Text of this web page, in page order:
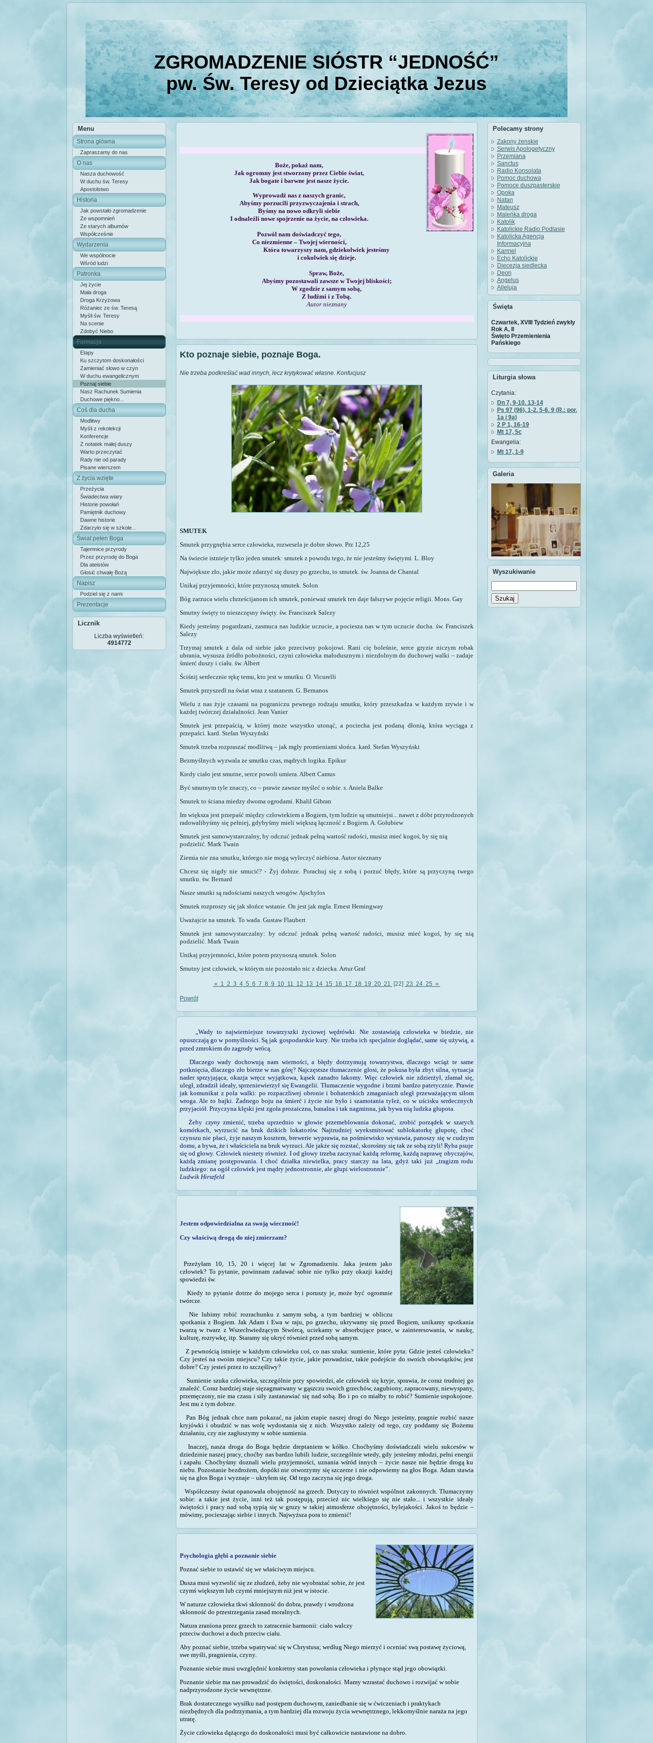
ZGROMADZENIE SIÓSTR “JEDNOŚĆ”
pw. Św. Teresy od Dzieciątka Jezus
Menu
Strona główna
Zapraszamy do nas
O nas
Nasza duchowość
W duchu św. Teresy
Apostolstwo
Historia
Jak powstało zgromadzenie
Ze wspomnień
Ze starych albumów
Współcześnie
Wydarzenia
We wspólnocie
Wśród ludzi
Patronka
Jej życie
Mała droga
Droga Krzyżowa
Różaniec ze św. Teresą
Myśli św. Teresy
Na scenie
Zdobyć Niebo
Formacja
Etapy
Ku szczytom doskonałości
Zamieniać słowo w czyn
W duchu ewangelicznym
Poznaj siebie
Nasz Rachunek Sumienia
Duchowe piękno...
Coś dla ducha
Modlitwy
Myśli z rekolekcji
Konferencje
Z notatek małej duszy
Warto przeczytać
Rady nie od parady
Pisane wierszem
Z życia wzięte
Przeżycia
Świadectwa wiary
Historie powołań
Pamiętnik duchowy
Dawne historie
Zdarzyło się w szkole...
Świat pełen Boga
Tajemnice przyrody
Przez przyrodę do Boga
Dla ateistów
Głosić chwałę Bożą
Napisz
Podziel się z nami
Prezentacje
Licznik
Liczba wyświetleń:
4914772
Boże, pokaż nam,
Jak ogromny jest stworzony przez Ciebie świat,
Jak bogate i barwne jest nasze życie.
Wyprowadź nas z naszych granic,
Abyśmy porzucili przyzwyczajenia i strach,
Byśmy na nowo odkryli siebie
I odnaleźli nowe spojrzenie na życie, na człowieka.
Pozwól nam doświadczyć tego,
Co niezmienne – Twojej wierności,
Która towarzyszy nam, gdziekolwiek jesteśmy
i cokolwiek się dzieje.
Spraw, Boże,
Abyśmy pozostawali zawsze w Twojej bliskości;
W zgodzie z samym sobą,
Z ludźmi i z Tobą.
Autor nieznany
Kto poznaje siebie, poznaje Boga.
Nie trzeba podkreślać wad innych, lecz krytykować własne. Konfucjusz
SMUTEK
Smutek przygnębia serce człowieka, rozwesela je dobre słowo. Prz 12,25
Na świecie istnieje tylko jeden smutek: smutek z powodu tego, że nie jesteśmy świętymi. L. Bloy
Największe zło, jakie może zdarzyć się duszy po grzechu, to smutek. św. Joanna de Chantal
Unikaj przyjemności, które przynoszą smutek. Solon
Bóg zarzuca wielu chrześcijanom ich smutek, ponieważ smutek ten daje fałszywe pojęcie religii. Mons. Gay
Smutny święty to nieszczęsny święty. św. Franciszek Salezy
Kiedy jesteśmy pogardzani, zasmuca nas ludzkie uczucie, a pociesza nas w tym uczucie ducha. św. Franciszek
Salezy
Trzymaj smutek z dala od siebie jako przeciwny pokojowi. Rani cię boleśnie, serce gryzie niczym robak
ubrania, wysusza źródło pobożności, czyni człowieka małodusznym i niezdolnym do duchowej walki – zadaje
śmierć duszy i ciału. św. Albert
Ściśnij serdecznie rękę temu, kto jest w smutku. O. Vicurelli
Smutek przyszedł na świat wraz z szatanem. G. Bernanos
Wielu z nas żyje czasami na pograniczu pewnego rodzaju smutku, który przeszkadza w każdym zrywie i w
każdej twórczej działalności. Jean Vanier
Smutek jest przepaścią, w której może wszystko utonąć, a pociecha jest podaną dłonią, która wyciąga z
przepaści. kard. Stefan Wyszyński
Smutek trzeba rozpraszać modlitwą – jak mgły promieniami słońca.kard. Stefan Wyszyński
Bezmyślnych wyzwala ze smutku czas, mądrych logika. Epikur
Kiedy ciało jest smutne, serce powoli umiera.Albert Camus
Być smutnym tyle znaczy, co – prawie zawsze myśleć o sobie. s. Aniela Balke
Smutek to ściana miedzy dwoma ogrodami. Khalil Gibran
Im większa jest przepaść między człowiekiem a Bogiem, tym ludzie są smutniejsi... nawet z dóbr przyrodzonych
radowalibyśmy się pełniej, gdybyśmy mieli większą łączność z Bogiem.A. Gołubiew
Smutek jest samowystarczalny, by odczuć jednak pełną wartość radości, musisz mieć kogoś, by się nią
podzielić. Mark Twain
Ziemia nie zna smutku, którego nie mogą wyleczyć niebiosa.Autor nieznany
Chcesz się nigdy nie smucić? - Żyj dobrze. Porachuj się z sobą i porzuć błędy, które są przyczyną twego
smutku. św. Bernard
Nasze smutki są radościami naszych wrogów. Ajschylos
Smutek rozproszy się jak słońce wstanie. On jest jak mgła. Ernest Hemingway
Uważajcie na smutek. To wada. Gustaw Flaubert
Smutek jest samowystarczalny: by odczuć jednak pełną wartość radości, musisz mieć kogoś, by się nią
podzielić. Mark Twain
Unikaj przyjemności, które potem przynoszą smutek. Solon
Smutny jest człowiek, w którym nie pozostało nic z dziecka. Artur Graf
« 1 2 3 4 5 6 7 8 9 10 11 12 13 14 15 16 17 18 19 20 21 [22] 23 24 25 »
Powrót
„Wady to najwierniejsze towarzyszki życio­wej wędrówki. Nie zostawiają czło­wieka w biedzie, nie
opuszczają go w pomyślności. Są jak gospodars­kie kury. Nie trzeba ich specjalnie doglądać, same się używią, a
przed zmrokiem do zagrody wrócą.
Dlaczego wady dochowują nam wierności, a błędy dotrzymują towa­rzystwa, dlaczego wciąż te same
potknięcia, dlaczego zło bierze w nas górę? Najczęstsze tłumaczenie głosi, że pokusa była zbyt silna, sy­tuacja
nader sprzyjająca, okazja wręcz wyjątkowa, kąsek zanadto ła­komy. Więc człowiek nie zdzierżył, złamał się,
uległ, zdradził ideały, sprzeniewierzył się Ewangelii. Tłumaczenie wygodne i brzmi bardzo patetycznie. Prawie
jak komunikat z pola walki: po rozpaczliwej obro­nie i bohaterskich zmaganiach uległ przeważającym siłom
wroga. Ale to bajki. Żadnego boju na śmierć i ży­cie nie było i szamotania tyleż, co w uścisku serdecznych
przyjaciół. Przyczyna klęski jest zgoła proza­iczna, banalna i tak nagminna, jak bywa nią ludzka głupota.
Żeby czyny zmienić, trzeba uprzednio w głowie przemeblowa­nia dokonać, zrobić porządek w szarych
komórkach, wyrzucić na bruk dzikich lokatorów. Najtrudniej wyeksmitować sublokatorkę głupo­tę, choć
czynszu nie płaci, żyje na­szym kosztem, brewerie wyprawia, na pośmiewisko wystawia, panoszy się w cudzym
domu, a bywa, że i właściciela na bruk wyrzuci. Ale jakże się rozstać, skorośmy się tak ze sobą zżyli! Ryba psuje
się od głowy. Człowiek niestety również. I od głowy trzeba zaczynać każdą reformę, każdą naprawę obycza­jów,
każdą zmianę postępowania. I choć działka niewielka, pracy star­czy na lata, gdyż taki już „tragizm rodu
ludzkiego: na ogół człowiek jest mądry jednostronnie, ale głupi wielostronnie”.
Ludwik Hirszfeld
Jestem odpowiedzialna za swoją wieczność!
Czy właściwą drogą do niej zmierzam?
Przeżyłam 10, 15, 20 i więcej lat w Zgromadzeniu. Jaka jestem jako
człowiek? To pytanie, powinnam zadawać sobie nie tylko przy okazji każdej
spowiedzi św.
Kiedy to pytanie dotrze do mojego serca i poruszy je, może być ogromnie
twórcze.
Nie lubimy robić rozrachunku z samym sobą, a tym bardziej w obliczu
spotkania z Bogiem. Jak Adam i Ewa w raju, po grzechu, ukrywamy się przed Bogiem, unikamy spotkania
twarzą w twarz z Wszechwiedzącym Stwórcą, uciekamy w absorbujące prace, w zainteresowania, w naukę,
kulturę, rozrywkę, itp. Staramy się ukryć również przed sobą samym.
Z pewnością istnieje w każdym człowieku coś, co nas szuka: sumienie, które pyta: Gdzie jesteś człowieku?
Czy jesteś na swoim miejscu? Czy takie życie, jakie prowadzisz, takie podejście do swoich obowiązków, jest
dobre? Czy jesteś przez to szczęśliwy?
Sumienie szuka człowieka, szczególnie przy spowiedzi, ale człowiek się kryje, sprawia, że coraz trudniej go
znaleźć. Coraz bardziej staje sięzagmatwany w gąszczu swoich grzechów, zagubiony, zapracowany, niewyspany,
przemęczony, nie ma czasu i siły zastanawiać się nad sobą. Bo i po co miałby to robić? Sumienie uspokojone.
Jest mu z tym dobrze.
Pan Bóg jednak chce nam pokazać, na jakim etapie naszej drogi do Niego jesteśmy, pragnie rozbić nasze
kryjówki i obudzić w nas wolę wydostania się z nich. Wszystko zależy od tego, czy poddamy się Bożemu
działaniu, czy nie zagłuszymy w sobie sumienia.
Inaczej, nasza droga do Boga będzie dreptaniem w kółko. Choćbyśmy doświadczali wielu sukcesów w
dziedzinie naszej pracy, choćby nas bardzo lubili ludzie, szczególnie wtedy, gdy jesteśmy młodzi, pełni energii
i zapału. Choćbyśmy doznali wielu przyjemności, uznania wśród innych – życie nasze nie będzie drogą ku
niebu. Pozostanie bezdrożem, dopóki nie otworzymy się szczerze i nie odpowiemy na głos Boga. Adam stawia
się na głos Boga i wyznaje – ukryłem się. Od tego zaczyna się jego droga.
Współczesny świat opanowała obojętność na grzech. Dotyczy to również wspólnot zakonnych. Tłumaczymy
sobie: a takie jest życie, inni też tak postępują, przecież nic wielkiego się nie stało... i wszystkie ideały
świętości i pracy nad sobą sypią się w gruzy w takiej atmosferze obojętności, bylejakości. Jakoś to będzie –
mówimy, pocieszając siebie i innych. Najwyższa pora to zmienić!
Psychologia głębi a poznanie siebie
Poznać siebie to ustawić się we właściwym miejscu.
Dusza musi wyzwolić się ze złudzeń, żeby nie wyobrażać sobie, że jest
czymś większym lub czymś mniejszym niż jest w istocie.
W naturze człowieka tkwi skłonność do dobra, prawdy i wrodzona
skłonność do przestrzegania zasad moralnych.
Natura zraniona przez grzech to zatracenie harmonii: ciało walczy
przeciw duchowi a duch przeciw ciału.
Aby poznać siebie, trzeba wpatrywać się w Chrystusa; według Niego mierzyć i oceniać swą postawę życiową,
swe myśli, pragnienia, czyny.
Poznanie siebie musi uwzględnić konkretny stan powołania człowieka i płynące stąd jego obowiązki.
Poznanie siebie ma nas prowadzić do świętości, doskonałości. Mamy wzrastać duchowo i rozwijać w sobie
nadprzyrodzone życie wewnętrzne.
Brak dostatecznego wysiłku nad postępem duchowym, zaniedbanie się w ćwiczeniach i praktykach
niezbędnych dla podtrzymania, a tym bardziej dla rozwoju życia wewnętrznego, lekkomyślnie naraża na jego
utratę.
Życie człowieka dążącego do doskonałości musi być całkowicie nastawione na dobro.
Polecamy strony
Zakony żenskie
Serwis Apologetyczny
Przemiana
Sanctus
Radio Konsolata
Pomoc duchowa
Pomoce duszpasterskie
Opoka
Natan
Mateusz
Maleńka droga
Katolik
Katolickie Radio Podlasie
Katolicka Agencja
Informacyjna
Karmel
Echo Katolickie
Diecezja siedlecka
Deon
Angelus
Alleluja
Święta
Czwartek, XVIII Tydzień zwykły
Rok A, II
Święto Przemienienia
Pańskiego
Liturgia słowa
Czytania:
Dn 7, 9-10. 13-14
Ps 97 (96), 1-2. 5-6. 9 (R.: por.
1a i 9a)
2 P 1, 16-19
Mt 17, 5c
Ewangelia:
Mt 17, 1-9
Galeria
Wyszukiwanie
Szukaj